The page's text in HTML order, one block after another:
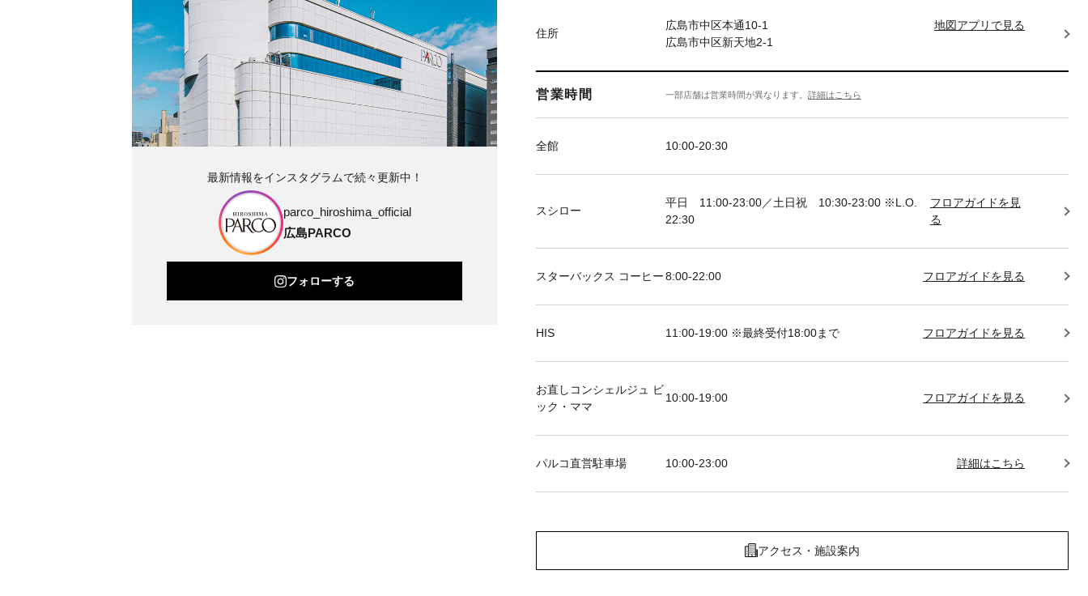
住所
広島市中区本通10-1
広島市中区新天地2-1
地図アプリで見る
営業時間 一部店舗は営業時間が異なります。詳細はこちら
全館 10:00-20:30
スシロー
平日 11:00-23:00／土日祝 10:30-23:00 ※L.O.
22:30
フロアガイドを見
る
スターバックス コーヒー 8:00-22:00 フロアガイドを見る
HIS 11:00-19:00 ※最終受付18:00まで フロアガイドを見る
お直しコンシェルジュ ビ
ック・ママ
10:00-19:00 フロアガイドを見る
パルコ直営駐車場 10:00-23:00 詳細はこちら
アクセス・施設案内
最新情報をインスタグラムで続々更新中！
parco_hiroshima_official
広島PARCO
フォローする